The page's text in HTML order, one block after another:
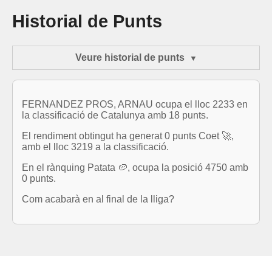
Historial de Punts
Veure historial de punts
FERNANDEZ PROS, ARNAU ocupa el lloc 2233 en
la classificació de Catalunya amb 18 punts.
El rendiment obtingut ha generat 0 punts Coet 🚀,
amb el lloc 3219 a la classificació.
En el rànquing Patata 🥔, ocupa la posició 4750 amb
0 punts.
Com acabarà en al final de la lliga?